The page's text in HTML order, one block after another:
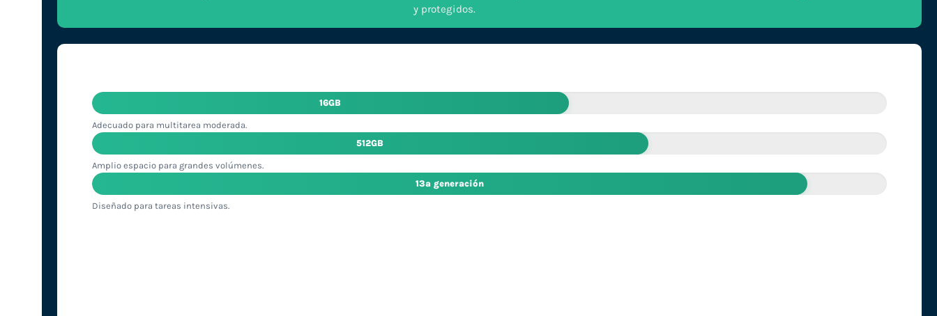
y protegidos.
16GB
Adecuado para multitarea moderada.
512GB
Amplio espacio para grandes volúmenes.
13ª generación
Diseñado para tareas intensivas.